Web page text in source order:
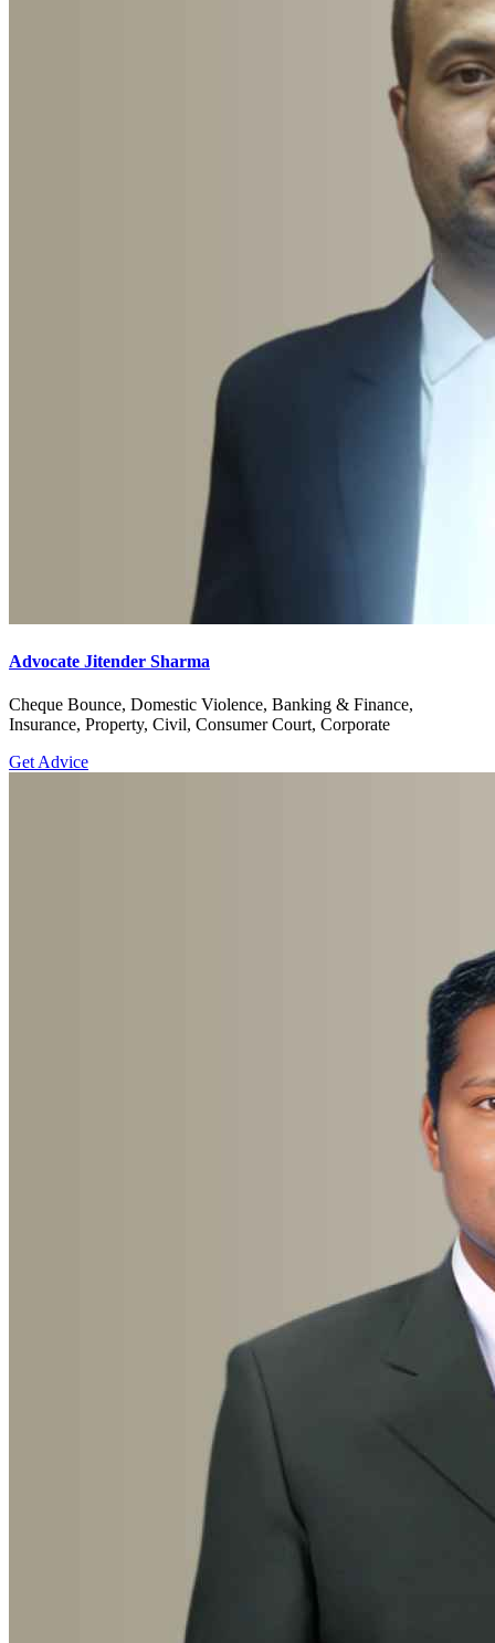
Advocate Jitender Sharma
Cheque Bounce, Domestic Violence, Banking & Finance,
Insurance, Property, Civil, Consumer Court, Corporate
Get Advice